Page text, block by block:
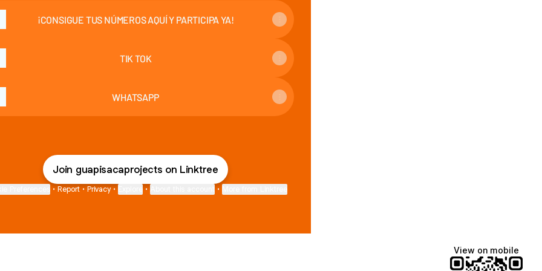
¡CONSIGUE TUS NÚMEROS AQUÍ Y PARTICIPA YA!
TIK TOK
WHATSAPP
Join guapisacaprojects on Linktree
• Report • Privacy • • •
View on mobile